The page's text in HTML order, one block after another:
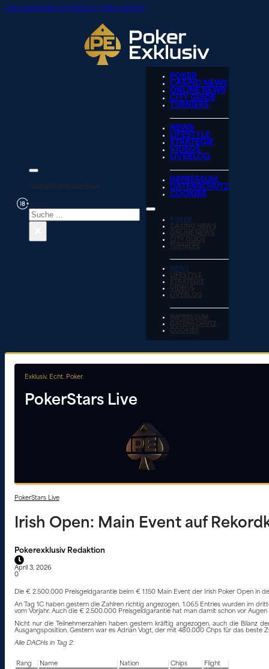
Zum Hauptinhalt springenZum Footer springen
Seite durchsuchen
POKER
CASINO NEWS
ONLINE NEWS
CITY GUIDE
TURNIERE
NEWS
LIFESTYLE
STRATEGIE
VIDEOS
LIVEBLOG
IMPRESSUM
DATENSCHUTZ
COOKIES
POKER
CASINO NEWS
ONLINE NEWS
CITY GUIDE
TURNIERE
NEWS
LIFESTYLE
STRATEGIE
VIDEOS
LIVEBLOG
IMPRESSUM
DATENSCHUTZ
COOKIES
Exklusiv. Echt. Poker.
PokerStars Live
PokerStars Live
Irish Open: Main Event auf
Pokerexklusiv Redaktion
April 3, 2026
0
Die € 2.500.000 Preisgeldgarantie beim € 1.150 Main Event der Irish Poker Open in
An Tag 1C haben gestern die Zahlren richtig angezogen. 1.065 Entries wurden im
vom Vorjahr. Auch die € 2.500.000 Preisgeldgarantie hat man damit schon vor
Nicht nur die Teilnehmerzahlen haben gestern kräftig angezogen, auch die Bilanz
Ausgangsposition. Gestern war es Adrian Vogt, der mit 480.000 Chps für das beste
Alle DACHs in Tag 2:
Rang Name Nation Chips
Flight